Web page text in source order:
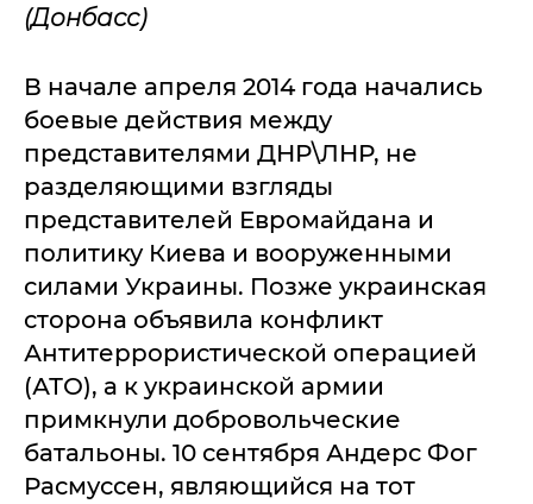
(Донбасс)
В начале апреля 2014 года начались
боевые действия между
представителями ДНР\ЛНР, не
разделяющими взгляды
представителей Евромайдана и
политику Киева и вооруженными
силами Украины. Позже украинская
сторона объявила конфликт
Антитеррористической операцией
(АТО), а к украинской армии
примкнули добровольческие
батальоны. 10 сентября Андерс Фог
Расмуссен, являющийся на тот